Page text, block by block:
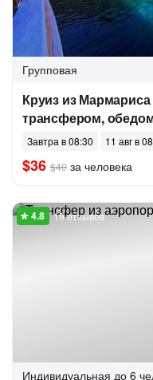
Групповая
Круиз из
трансфером,
Завтра в 08:30 11 авг в
$36 $40 за человека
19 отзывов
Индивидуальная до 6